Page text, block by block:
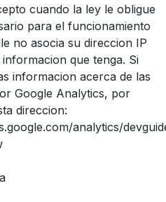
cuando la ley le obligue
para el funcionamiento
no asocia su direccion IP
que tenga. Si
informacion acerca de las
Google Analytics, por
direccion:
analytics/